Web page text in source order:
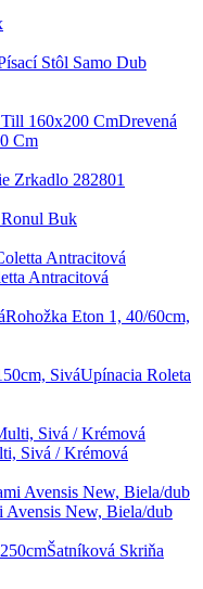
Stôl Samo Dub
Drevená
Cm
Zrkadlo 282801
Buk
Antracitová
Rohožka Eton 1, 40/60cm,
Upínacia Roleta
Sivá / Krémová
Avensis New, Biela/dub
Šatníková Skriňa